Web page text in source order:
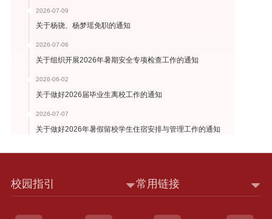
2026-07-09
关于杨骁、杨梦瑶免职的通知
2026-07-06
关于组织开展2026年暑期安全专项检查工作的通知
2026-06-02
关于做好2026届毕业生离校工作的通知
2026-07-07
关于做好2026年暑假留校学生住宿安排与管理工作的通知
校园指引 常用链接